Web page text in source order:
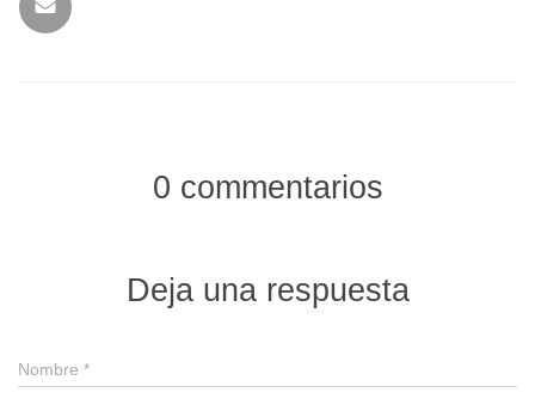
0 commentarios
Deja una respuesta
Nombre *